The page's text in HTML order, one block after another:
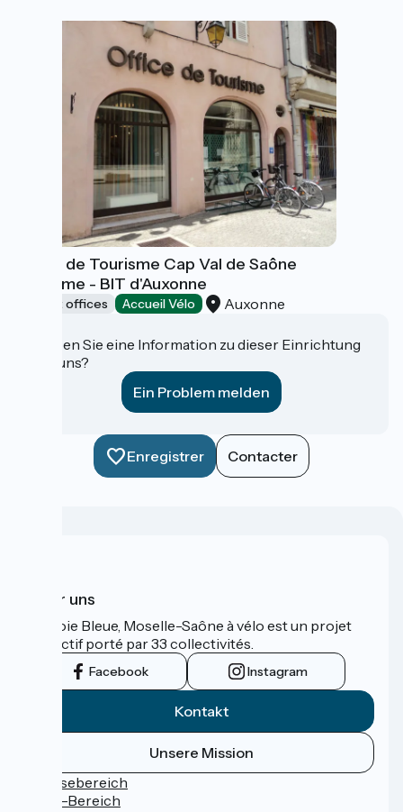
Office de Tourisme Cap Val de Saône
Tourisme - BIT d'Auxonne
Tourist offices Accueil Vélo Auxonne
Haben Sie eine Information zu dieser Einrichtung
für uns?
Ein Problem melden
Enregistrer Contacter
Über uns
La Voie Bleue, Moselle-Saône à vélo est un projet
collectif porté par 33 collectivités.
Facebook Instagram
Kontakt
Unsere Mission
Pressebereich
Profi-Bereich